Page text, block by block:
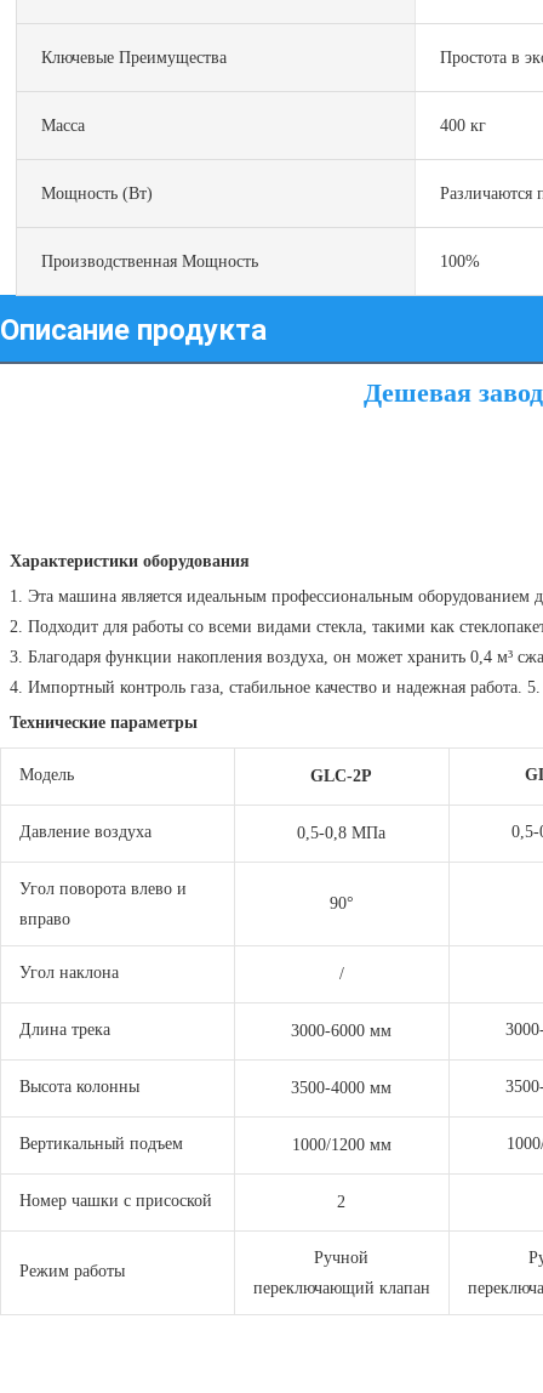
Ключевые Преимущества Простота в
Масса 400 кг
Мощность (Вт) Различаются
Производственная Мощность 100%
Описание продукта
Дешевая
Характеристики оборудования
1. Эта машина является идеальным профессиональным оборудованием
2. Подходит для работы со всеми видами стекла, такими как
3. Благодаря функции накопления воздуха, он может хранить 0,4 м³
4. Импортный контроль газа, стабильное качество и надежная работа.
Технические параметры
Модель GLC-2P
Давление воздуха 0,5-0,8 МПа
Угол поворота влево и
вправо
90°
Угол наклона /
Длина трека 3000-6000 мм
Высота колонны 3500-4000 мм
Вертикальный подъем 1000/1200 мм
Номер чашки с присоской 2
Режим работы
Ручной
переключающий клапан